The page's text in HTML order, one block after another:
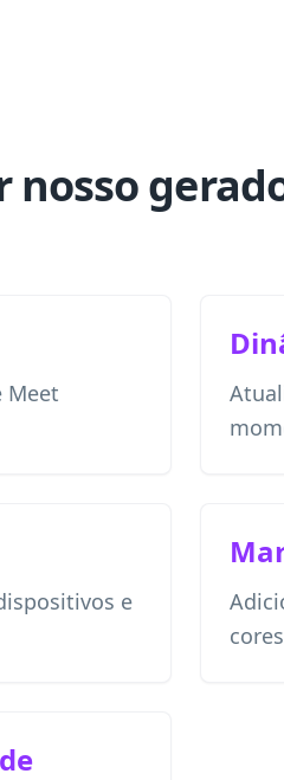
nosso
Meet
e